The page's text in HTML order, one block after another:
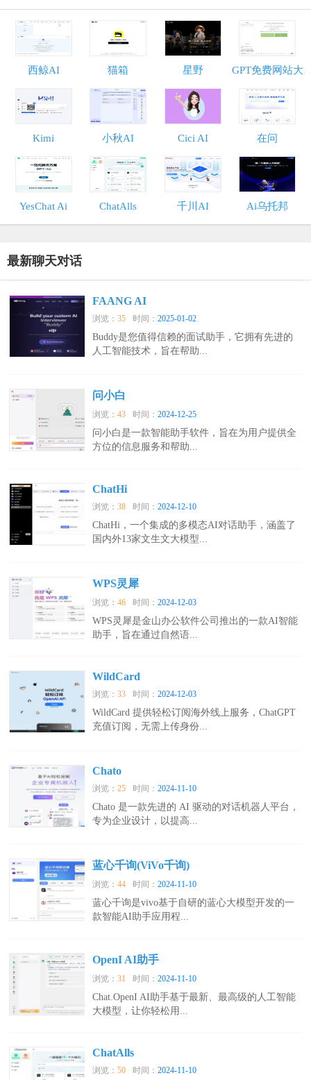
西鲸AI 猫箱 星野 GPT免费网站大
全
Kimi 小秋AI Cici AI 在问
YesChat Ai ChatAlls 千川AI Ai乌托邦
最新聊天对话
FAANG AI
浏览：35 时间：2025-01-02
Buddy是您值得信赖的面试助手，它拥有先进的
人工智能技术，旨在帮助...
问小白
浏览：43 时间：2024-12-25
问小白是一款智能助手软件，旨在为用户提供全
方位的信息服务和帮助...
ChatHi
浏览：38 时间：2024-12-10
ChatHi，一个集成的多模态AI对话助手，涵盖了
国内外13家文生文大模型...
WPS灵犀
浏览：46 时间：2024-12-03
WPS灵犀是金山办公软件公司推出的一款AI智能
助手，旨在通过自然语...
WildCard
浏览：33 时间：2024-12-03
WildCard 提供轻松订阅海外线上服务，ChatGPT
充值订阅，无需上传身份...
Chato
浏览：25 时间：2024-11-10
Chato 是一款先进的 AI 驱动的对话机器人平台，
专为企业设计，以提高...
蓝心千询(ViVo千询)
浏览：44 时间：2024-11-10
蓝心千询是vivo基于自研的蓝心大模型开发的一
款智能AI助手应用程...
OpenI AI助手
浏览：31 时间：2024-11-10
Chat.OpenI AI助手基于最新、最高级的人工智能
大模型，让你轻松用...
ChatAlls
浏览：50 时间：2024-11-10